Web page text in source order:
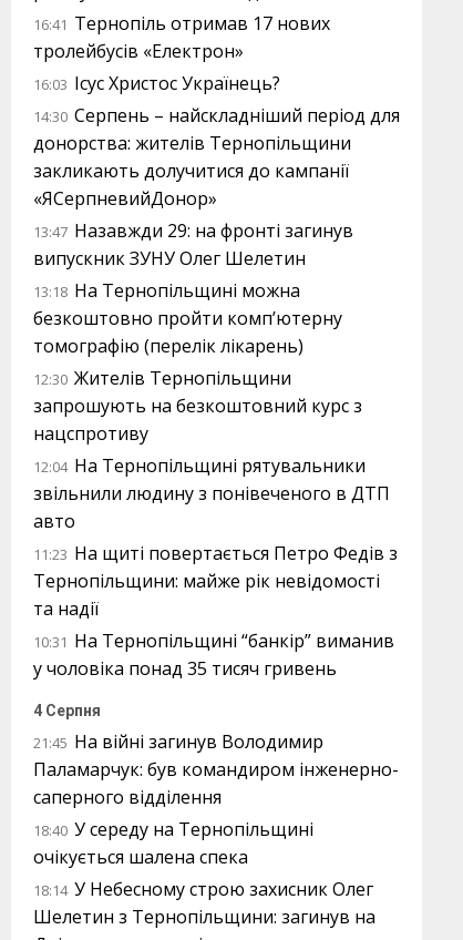
16:41 Тернопіль отримав 17 нових
тролейбусів «Електрон»
16:03 Ісус Христос Українець?
14:30 Серпень – найскладніший період для
донорства: жителів Тернопільщини
закликають долучитися до кампанії
«ЯСерпневийДонор»
13:47 Назавжди 29: на фронті загинув
випускник ЗУНУ Олег Шелетин
13:18 На Тернопільщині можна
безкоштовно пройти комп’ютерну
томографію (перелік лікарень)
12:30 Жителів Тернопільщини
запрошують на безкоштовний курс з
нацспротиву
12:04 На Тернопільщині рятувальники
звільнили людину з понівеченого в ДТП
авто
11:23 На щиті повертається Петро Федів з
Тернопільщини: майже рік невідомості
та надії
10:31 На Тернопільщині “банкір” виманив
у чоловіка понад 35 тисяч гривень
4 Серпня
21:45 На війні загинув Володимир
Паламарчук: був командиром інженерно-
саперного відділення
18:40 У середу на Тернопільщині
очікується шалена спека
18:14 У Небесному строю захисник Олег
Шелетин з Тернопільщини: загинув на